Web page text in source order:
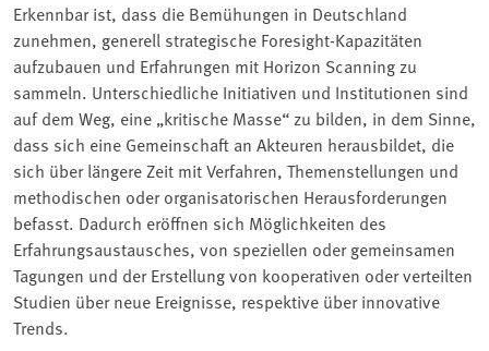
Erkennbar ist, dass die Bemühungen in Deutschland
zunehmen, generell strategische Foresight-Kapazitäten
aufzubauen und Erfahrungen mit Horizon Scanning zu
sammeln. Unterschiedliche Initiativen und Institutionen sind
auf dem Weg, eine „kritische Masse“ zu bilden, in dem Sinne,
dass sich eine Gemeinschaft an Akteuren herausbildet, die
sich über längere Zeit mit Verfahren, Themenstellungen und
methodischen oder organisatorischen Herausforderungen
befasst. Dadurch eröffnen sich Möglichkeiten des
Erfahrungsaustausches, von speziellen oder gemeinsamen
Tagungen und der Erstellung von kooperativen oder verteilten
Studien über neue Ereignisse, respektive über innovative
Trends.